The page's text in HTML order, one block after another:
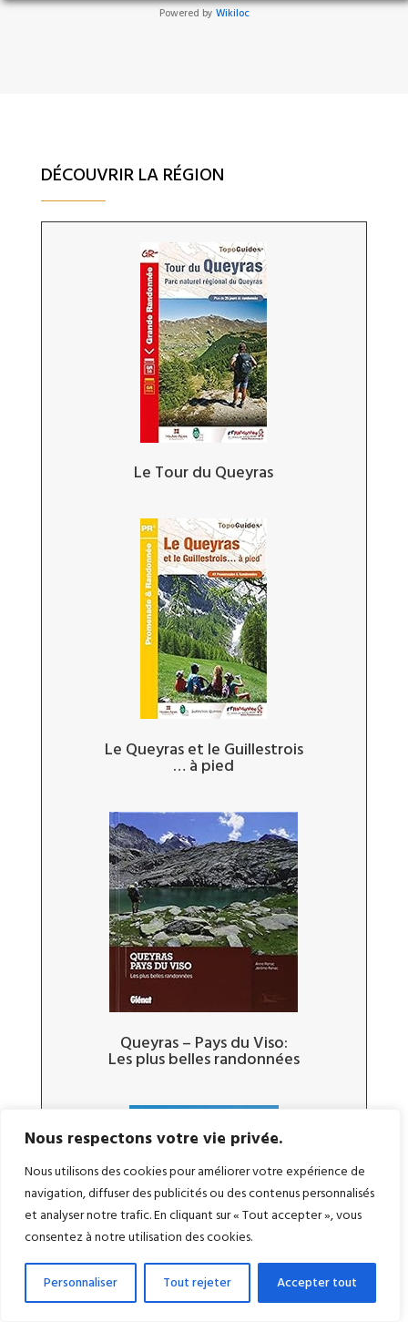
Nous respectons votre vie privée.
Nous utilisons des cookies pour améliorer votre expérience de
navigation, diffuser des publicités ou des contenus personnalisés
et analyser notre trafic. En cliquant sur « Tout accepter », vous
consentez à notre utilisation des cookies.
Personnaliser Tout rejeter Accepter tout
Powered by Wikiloc
DÉCOUVRIR LA RÉGION
Le Tour du Queyras
Le Queyras et le Guillestrois
… à pied
Queyras – Pays du Viso:
Les plus belles randonnées